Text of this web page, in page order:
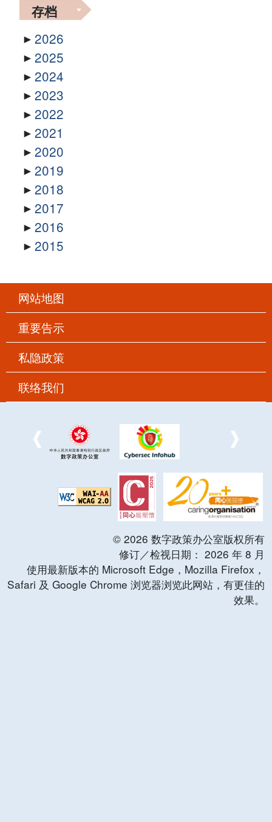
存档
2026
2025
2024
2023
2022
2021
2020
2019
2018
2017
2016
2015
网站地图
重要告示
私隐政策
联络我们
© 2026 数字政策办公室版权所有
修订／检视日期： 2026 年 8 月
使用最新版本的 Microsoft Edge，Mozilla Firefox，
Safari 及 Google Chrome 浏览器浏览此网站，有更佳的
效果。